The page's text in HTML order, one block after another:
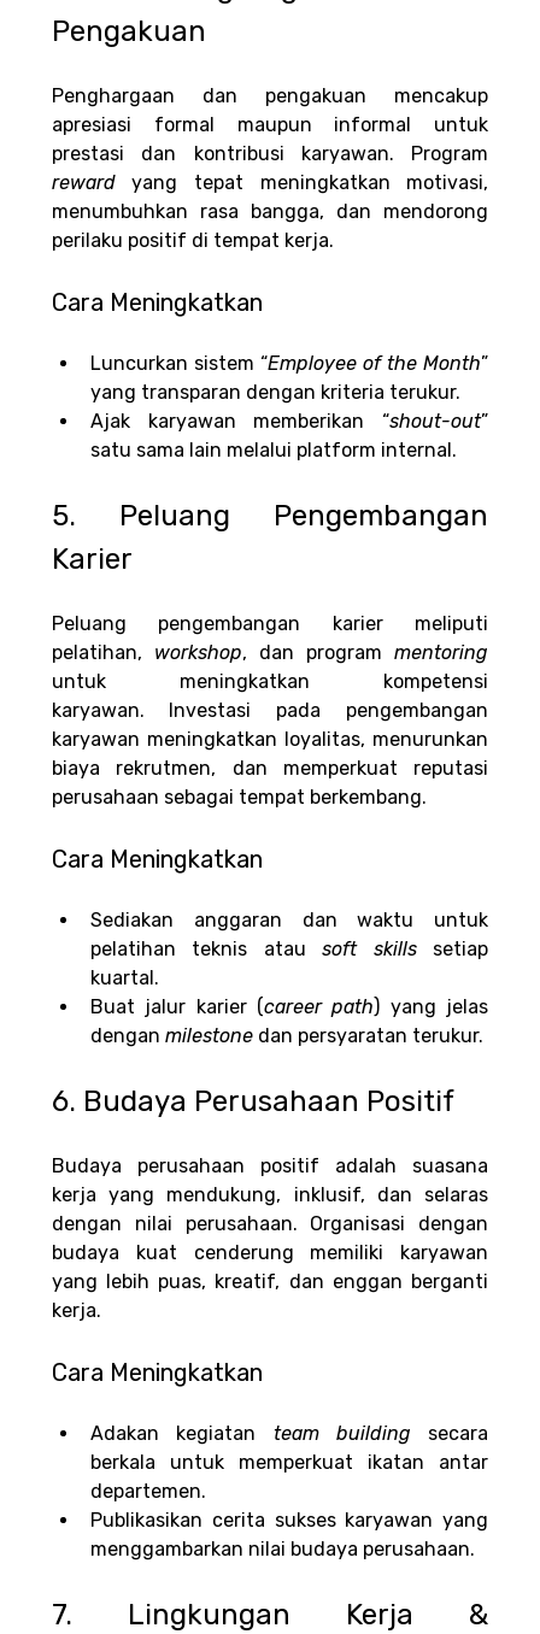
Pengakuan
Penghargaan dan pengakuan mencakup
apresiasi formal maupun informal untuk
reward yang tepat meningkatkan motivasi,
menumbuhkan rasa bangga, dan mendorong
perilaku positif di tempat kerja.
Cara Meningkatkan
Luncurkan sistem “Employee of the Month”
yang transparan dengan kriteria terukur.
Ajak karyawan memberikan “shout-out”
satu sama lain melalui platform internal.
5. Peluang Pengembangan
Karier
Peluang pengembangan karier meliputi
pelatihan, workshop, dan program
untuk meningkatkan kompetensi
karyawan.
Investasi pada pengembangan
karyawan meningkatkan loyalitas, menurunkan
biaya rekrutmen, dan memperkuat reputasi
perusahaan sebagai tempat berkembang.
Cara Meningkatkan
Sediakan anggaran dan waktu untuk
pelatihan teknis atau soft skills setiap
kuartal.
Buat jalur karier (career path) yang jelas
dengan milestone dan persyaratan terukur.
6. Budaya Perusahaan Positif
Budaya perusahaan positif adalah suasana
kerja yang mendukung, inklusif, dan selaras
dengan nilai perusahaan. Organisasi dengan
budaya kuat cenderung memiliki karyawan
yang lebih puas, kreatif, dan enggan berganti
kerja.
Cara Meningkatkan
Adakan kegiatan team building secara
berkala untuk memperkuat ikatan antar
departemen.
Publikasikan cerita sukses karyawan yang
menggambarkan nilai budaya perusahaan.
7. Lingkungan Kerja &